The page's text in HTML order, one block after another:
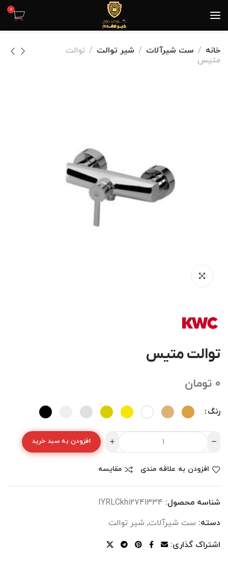
0
خانه ست شیرآلات شیر توالت
توالت
متیس
توالت متیس
0 تومان
رنگ
افزودن به سبد خرید
افزودن به علاقه مندی مقایسه
شناسه محصول: IYRLCkhi2741334
دسته: ست شیرآلات, شیر توالت
اشتراک گذاری: